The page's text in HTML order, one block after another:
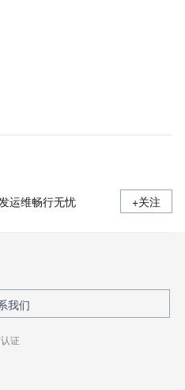
运维畅行无忧 +关注
我们
证